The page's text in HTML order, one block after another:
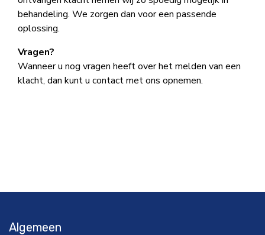
behandeling. We zorgen dan voor een passende
oplossing.
Vragen?
Wanneer u nog vragen heeft over het melden van een
klacht, dan kunt u contact met ons opnemen.
Algemeen